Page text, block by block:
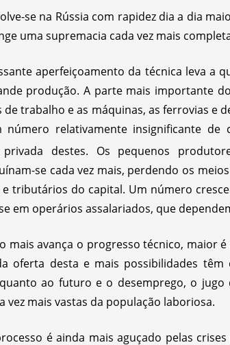
se na Rússia com rapidez dia a dia
uma supremacia cada vez mais
aperfeiçoamento da técnica leva a
produção. A parte mais importante
trabalho e as máquinas, as ferrovias e
número relativamente insignificante de
destes. Os pequenos
se cada vez mais, perdendo os
tributários do capital. Um número
em operários assalariados, que
mais avança o progresso técnico,
oferta desta e mais possibilidades
ao futuro e o desemprego, o
vez mais vastas da população laboriosa.
é ainda mais aguçado pelas